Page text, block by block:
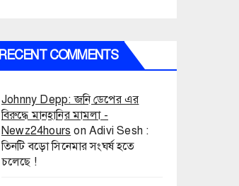
RECENT COMMENTS
Johnny Depp: জনি ডেপের এর
বিরুদ্ধে মানহানির মামলা -
Newz24hours onAdivi Sesh :
তিনটি বড়ো সিনেমার সংঘর্ষ হতে
চলেছে !